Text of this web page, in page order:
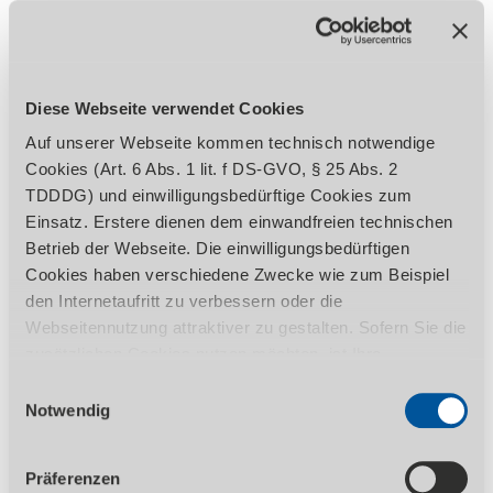
Diese Webseite verwendet Cookies
Auf unserer Webseite kommen technisch notwendige
Cookies (Art. 6 Abs. 1 lit. f DS-GVO, § 25 Abs. 2
TDDDG) und einwilligungsbedürftige Cookies zum
Einsatz. Erstere dienen dem einwandfreien technischen
Betrieb der Webseite. Die einwilligungsbedürftigen
Cookies haben verschiedene Zwecke wie zum Beispiel
den Internetaufritt zu verbessern oder die
Webseitennutzung attraktiver zu gestalten. Sofern Sie die
1 TDDDG erforderlich. Ihre erteilte Einwilligung können
Sie jederzeit durch Aufruf des Consent-Banners mit
Wirkung für die Zukunft widerrufen. Nähere Informationen
zu den einzelnen Cookies und die damit in Verbindung
Notwendig
Präferenzen
Elektrische Komponenten von Schneider
Schnittlinienanzeige durch Laser
Frontlichtschranke statt des Fingerschutzes
Fingerschutz auf gesamter Länge
aufklappbar
Zusätzliche Frontauflagearme
Zusätzlicher Seitenanschlag rechts
Verlängerungen der Standardauflagearme,
Servo-Motor für den Hinteranschlag
Zentralschmierung